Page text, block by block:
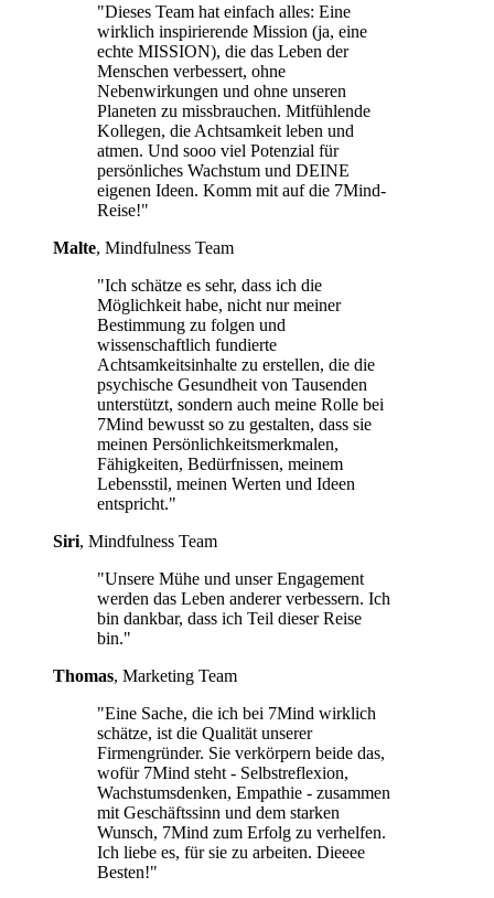
"Dieses Team hat einfach alles: Eine
wirklich inspirierende Mission (ja, eine
echte MISSION), die das Leben der
Menschen verbessert, ohne
Nebenwirkungen und ohne unseren
Planeten zu missbrauchen. Mitfühlende
Kollegen, die Achtsamkeit leben und
atmen. Und sooo viel Potenzial für
persönliches Wachstum und DEINE
eigenen Ideen. Komm mit auf die 7Mind-
Reise!"
Malte, Mindfulness Team
"Ich schätze es sehr, dass ich die
Möglichkeit habe, nicht nur meiner
Bestimmung zu folgen und
wissenschaftlich fundierte
Achtsamkeitsinhalte zu erstellen, die die
psychische Gesundheit von Tausenden
unterstützt, sondern auch meine Rolle bei
7Mind bewusst so zu gestalten, dass sie
meinen Persönlichkeitsmerkmalen,
Fähigkeiten, Bedürfnissen, meinem
Lebensstil, meinen Werten und Ideen
entspricht."
Siri, Mindfulness Team
"Unsere Mühe und unser Engagement
werden das Leben anderer verbessern. Ich
bin dankbar, dass ich Teil dieser Reise
bin."
Thomas, Marketing Team
"Eine Sache, die ich bei 7Mind wirklich
schätze, ist die Qualität unserer
Firmengründer. Sie verkörpern beide das,
wofür 7Mind steht - Selbstreflexion,
Wachstumsdenken, Empathie - zusammen
mit Geschäftssinn und dem starken
Wunsch, 7Mind zum Erfolg zu verhelfen.
Ich liebe es, für sie zu arbeiten. Dieeee
Besten!"